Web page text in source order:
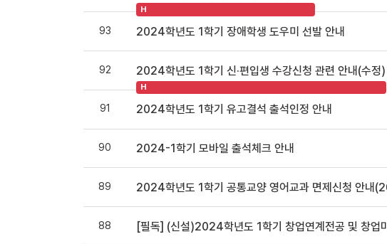
H
93 2024학년도 1학기 장애학생 도우미 선발 안내
92 2024학년도 1학기 신·편입생 수강신청 관련 안내(수정)
H
91 2024학년도 1학기 유고결석 출석인정 안내
90 2024-1학기 모바일 출석체크 안내
89 2024학년도 1학기 공통교양 영어교과 면제신청 안내
88 [필독] (신설)2024학년도 1학기 창업연계전공 및 창업